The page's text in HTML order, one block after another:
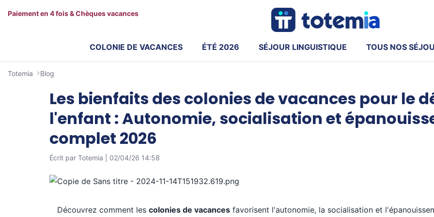
Paiement en 4 fois & Chèques vacances
COLONIE DE VACANCES ÉTÉ 2026 SÉJOUR LINGUISTIQUE TOUS NOS
Totemia Blog
Les bienfaits des colonies de vacances pour le
l'enfant : Autonomie, socialisation et
complet 2026
Écrit par Totemia | 02/04/26 14:58
Découvrez comment les colonies de vacances favorisent l'autonomie, la socialisation et